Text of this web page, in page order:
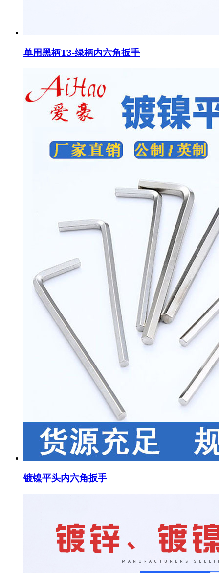
单用黑柄T3-绿柄内六角扳手
镀镍平头内六角扳手